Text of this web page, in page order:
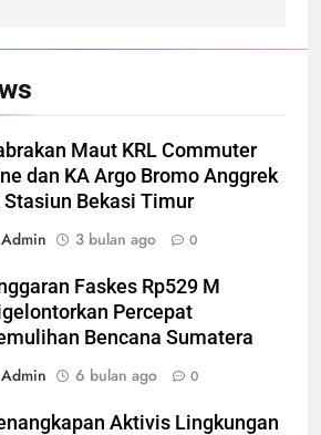
Maut KRL Commuter
dan KA Argo Bromo Anggrek
Stasiun Bekasi Timur
Admin
3 bulan ago 0
Faskes Rp529 M
Percepat
Bencana Sumatera
Admin
6 bulan ago 0
Aktivis Lingkungan